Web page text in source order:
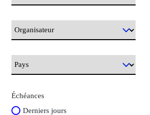
Échéances
Derniers jours